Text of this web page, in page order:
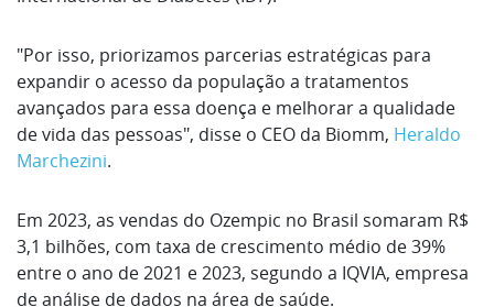
"Por isso, priorizamos parcerias estratégicas para
expandir o acesso da população a tratamentos
avançados para essa doença e melhorar a qualidade
de vida das pessoas", disse o CEO da Biomm, Heraldo
Marchezini.
Em 2023, as vendas do Ozempic no Brasil somaram R$
3,1 bilhões, com taxa de crescimento médio de 39%
entre o ano de 2021 e 2023, segundo a IQVIA, empresa
de análise de dados na área de saúde.